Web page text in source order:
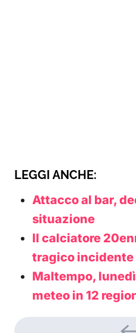
LEGGI ANCHE:
Attacco al bar,
situazione
Il calciatore
tragico incidente
Maltempo,
meteo in 12